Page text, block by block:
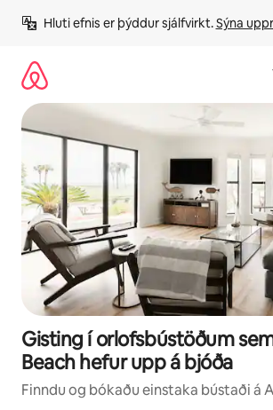
beint
Hluti efnis er þýddur sjálfvirkt. Sýna
Gisting í orlofsbústöðum
Beach hefur upp á bjóða
Finndu og bókaðu einstaka bústaði á